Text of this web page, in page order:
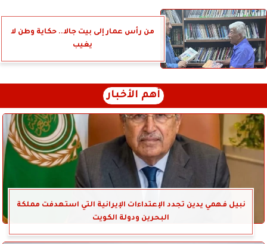
من رأس عمار إلى بيت جالا.. حكاية وطن لا
يغيب
أهم الأخبار
نبيل فهمي يدين تجدد الإعتداءات الإيرانية التي استهدفت مملكة
البحرين ودولة الكويت